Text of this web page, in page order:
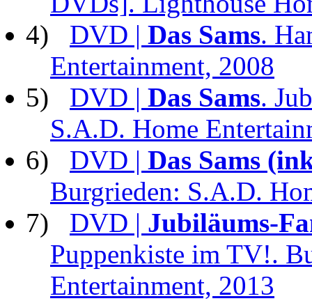
4) DVD | Das Sams.
Entertainment, 2008
5) DVD | Das Sams.
S.A.D. Home
6) DVD | Das Sams
Burgrieden: S.A.D.
7) DVD | Jubiläums-
Puppenkiste im TV!.
Entertainment, 2013